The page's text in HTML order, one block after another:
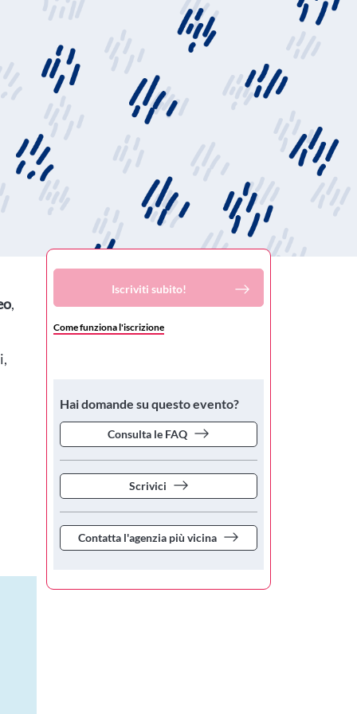
Iscriviti subito!
Come funziona l'iscrizione
Hai domande su questo evento?
Consulta le FAQ
Scrivici
Contatta l'agenzia più vicina
,